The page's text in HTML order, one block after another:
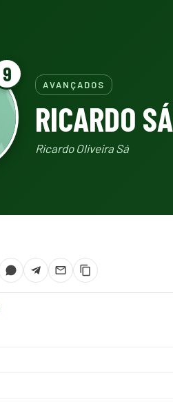
9 AVANÇADOS
RICARDO SÁ
Ricardo Oliveira Sá